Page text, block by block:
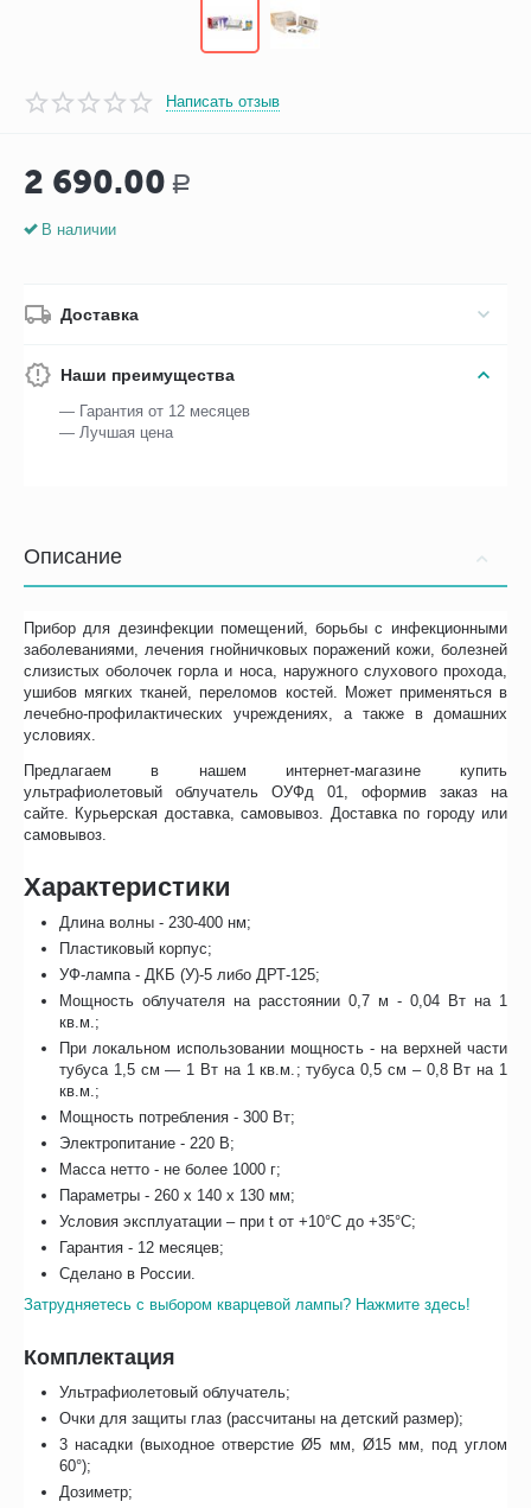
Написать отзыв
2 690.00 Р
В наличии
Доставка
Наши преимущества
— Гарантия от 12 месяцев
— Лучшая цена
Описание
Прибор для дезинфекции помещений, борьбы с инфекционными
заболеваниями, лечения гнойничковых поражений кожи, болезней
слизистых оболочек горла и носа, наружного слухового прохода,
ушибов мягких тканей, переломов костей. Может применяться в
лечебно-профилактических учреждениях, а также в домашних
условиях.
Предлагаем в нашем интернет-магазине купить
ультрафиолетовый облучатель ОУФд 01, оформив заказ на
сайте. Курьерская доставка, самовывоз. Доставка по городу или
самовывоз.
Характеристики
Длина волны - 230-400 нм;
Пластиковый корпус;
УФ-лампа - ДКБ (У)-5 либо ДРТ-125;
Мощность облучателя на расстоянии 0,7 м - 0,04 Вт на 1
кв.м.;
При локальном использовании мощность - на верхней части
тубуса 1,5 см — 1 Вт на 1 кв.м.; тубуса 0,5 см – 0,8 Вт на 1
кв.м.;
Мощность потребления - 300 Вт;
Электропитание - 220 В;
Масса нетто - не более 1000 г;
Параметры - 260 х 140 х 130 мм;
Условия эксплуатации – при t от +10°C до +35°C;
Гарантия - 12 месяцев;
Сделано в России.
Затрудняетесь с выбором кварцевой лампы? Нажмите здесь!
Комплектация
Ультрафиолетовый облучатель;
Очки для защиты глаз (рассчитаны на детский размер);
3 насадки (выходное отверстие Ø5 мм, Ø15 мм, под углом
60°);
Дозиметр;